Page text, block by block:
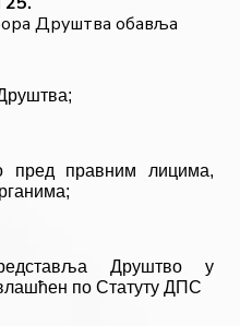
Друштва обавља
пред правним лицима,
Друштво у
по Статуту ДПС